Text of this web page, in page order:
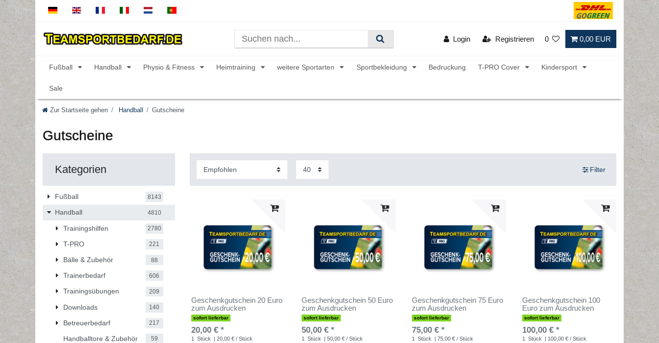
Login Registrieren 0 0,00 EUR
Fußball Handball Physio & Fitness Heimtraining weitere Sportarten Sportbekleidung Bedruckung T-PRO Cover Kindersport
Sale
Zur Startseite gehen Handball Gutscheine
Gutscheine
Kategorien
Fußball 8143
Handball 4810
Trainingshilfen 2780
T-PRO 221
Bälle & Zubehör 88
Trainerbedarf 606
Trainingsübungen 209
Downloads 140
Betreuerbedarf 217
Handballtore & Zubehör 59
Filter
Geschenkgutschein 20 Euro
zum Ausdrucken
sofort lieferbar
20,00 € *
1 Stück
| 20,00 € / Stück
Geschenkgutschein 50 Euro
zum Ausdrucken
sofort lieferbar
50,00 € *
1 Stück
| 50,00 € / Stück
Geschenkgutschein 75 Euro
zum Ausdrucken
sofort lieferbar
75,00 € *
1 Stück
| 75,00 € / Stück
Geschenkgutschein 100
Euro zum Ausdrucken
sofort lieferbar
100,00 € *
1 Stück
| 100,00 € / Stück